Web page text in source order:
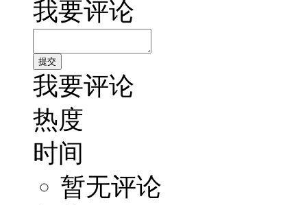
我要评论
我要评论
热度
时间
暂无评论